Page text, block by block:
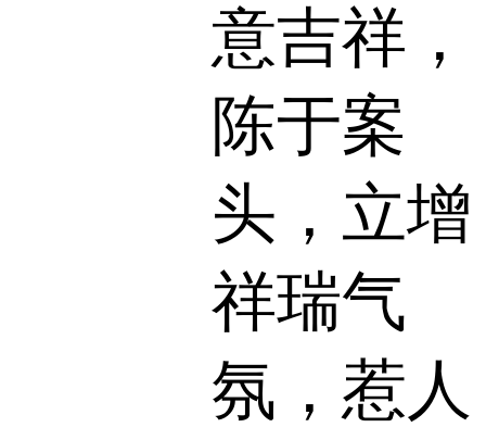
意吉祥，
陈于案
头，立增
祥瑞气
氛，惹人